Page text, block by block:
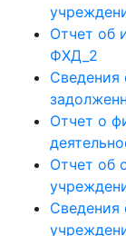
Отчет об
ФХД_2
Сведения
Отчет о
Отчет об
Сведения